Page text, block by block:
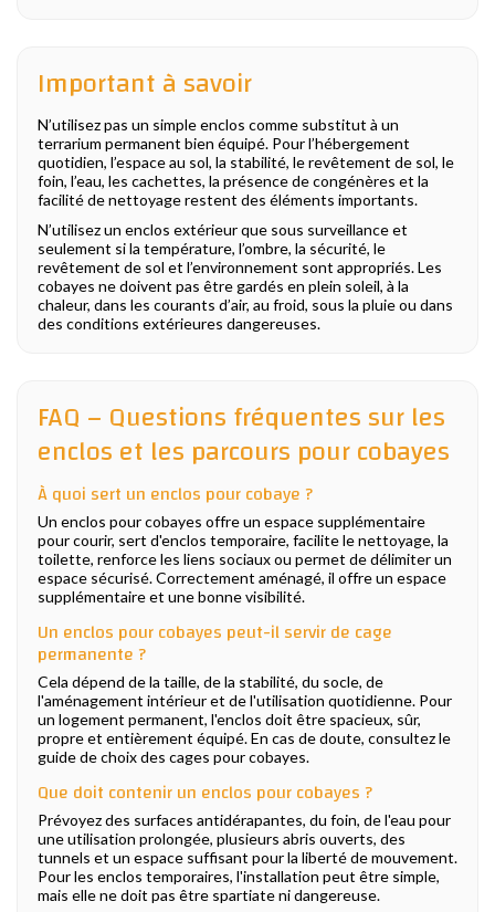
Important à savoir
N’utilisez pas un simple enclos comme substitut à un
terrarium permanent bien équipé. Pour l’hébergement
quotidien, l’espace au sol, la stabilité, le revêtement de sol, le
foin, l’eau, les cachettes, la présence de congénères et la
facilité de nettoyage restent des éléments importants.
N’utilisez un enclos extérieur que sous surveillance et
seulement si la température, l’ombre, la sécurité, le
revêtement de sol et l’environnement sont appropriés. Les
cobayes ne doivent pas être gardés en plein soleil, à la
chaleur, dans les courants d’air, au froid, sous la pluie ou dans
des conditions extérieures dangereuses.
FAQ – Questions fréquentes sur les
enclos et les parcours pour cobayes
À quoi sert un enclos pour cobaye ?
Un enclos pour cobayes offre un espace supplémentaire
pour courir, sert d'enclos temporaire, facilite le nettoyage, la
toilette, renforce les liens sociaux ou permet de délimiter un
espace sécurisé. Correctement aménagé, il offre un espace
supplémentaire et une bonne visibilité.
Un enclos pour cobayes peut-il servir de cage
permanente ?
Cela dépend de la taille, de la stabilité, du socle, de
l'aménagement intérieur et de l'utilisation quotidienne. Pour
un logement permanent, l'enclos doit être spacieux, sûr,
propre et entièrement équipé. En cas de doute, consultez le
guide de choix des cages pour cobayes.
Que doit contenir un enclos pour cobayes ?
Prévoyez des surfaces antidérapantes, du foin, de l'eau pour
une utilisation prolongée, plusieurs abris ouverts, des
tunnels et un espace suffisant pour la liberté de mouvement.
Pour les enclos temporaires, l'installation peut être simple,
mais elle ne doit pas être spartiate ni dangereuse.